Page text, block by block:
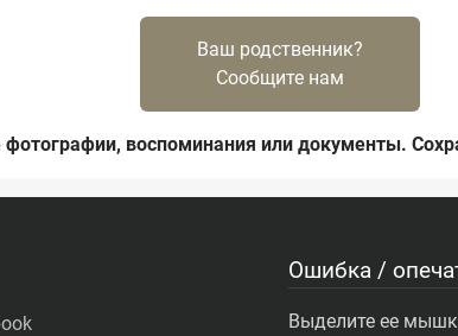
Ваш родственник?
Сообщите нам
фотографии, воспоминания или документы.
Ошибка /
Выделите ее